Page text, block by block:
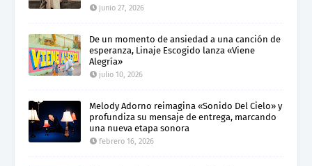
junio 27, 2026
De un momento de ansiedad a una canción de
esperanza, Linaje Escogido lanza «Viene
Alegría»
julio 10, 2026
Melody Adorno reimagina «Sonido Del Cielo» y
profundiza su mensaje de entrega, marcando
una nueva etapa sonora
febrero 16, 2026